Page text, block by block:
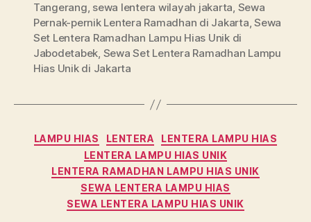
Tangerang, sewa lentera wilayah jakarta, Sewa
Pernak-pernik Lentera Ramadhan di Jakarta,Sewa
Set Lentera Ramadhan Lampu Hias Unik di
Jabodetabek, Sewa Set Lentera Ramadhan Lampu
Hias Unik di Jakarta
Categories
LAMPU HIAS LENTERA
LENTERA LAMPU HIAS
LENTERA LAMPU HIAS UNIK
LENTERA RAMADHAN LAMPU HIAS UNIK
SEWA LENTERA LAMPU HIAS
SEWA LENTERA LAMPU HIAS UNIK